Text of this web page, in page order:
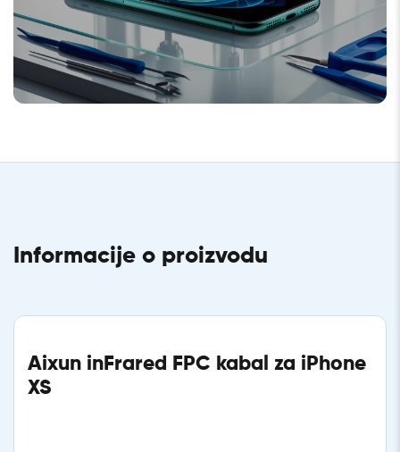
Informacije o proizvodu
Aixun inFrared FPC kabal za iPhone
XS